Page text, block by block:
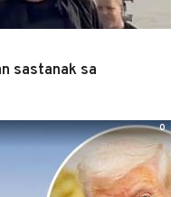
sastanak sa
0